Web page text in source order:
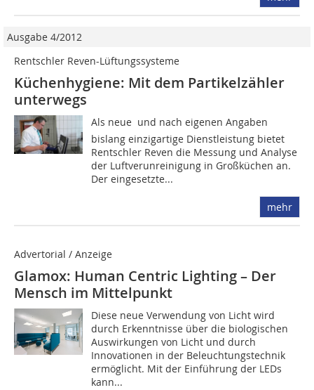
Ausgabe 4/2012
Rentschler Reven-Lüftungssysteme
Küchenhygiene: Mit dem Partikelzähler
unterwegs
Als neue  und nach eigenen Angaben 
bislang einzigartige Dienstleistung bietet
Rentschler Reven die Messung und Analyse
der Luftverunreinigung in Großküchen an.
Der eingesetzte...
mehr
Advertorial / Anzeige
Glamox: Human Centric Lighting – Der
Mensch im Mittelpunkt
Diese neue Verwendung von Licht wird
durch Erkenntnisse über die biologischen
Auswirkungen von Licht und durch
Innovationen in der Beleuchtungstechnik
ermöglicht. Mit der Einführung der LEDs
kann...